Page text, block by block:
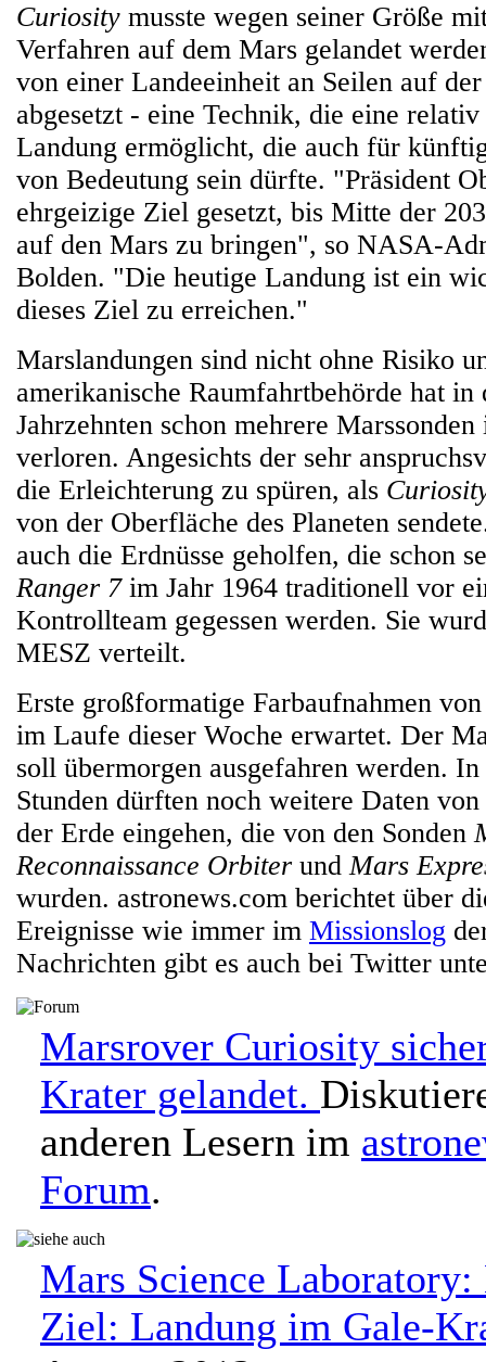
Curiosity musste wegen seiner Größe
Verfahren auf dem Mars gelandet
von einer Landeeinheit an Seilen auf
abgesetzt - eine Technik, die eine
Landung ermöglicht, die auch für
von Bedeutung sein dürfte. "Präsident
ehrgeizige Ziel gesetzt, bis Mitte der
auf den Mars zu bringen", so NASA-
Bolden. "Die heutige Landung ist ein
dieses Ziel zu erreichen."
Marslandungen sind nicht ohne Risiko
amerikanische Raumfahrtbehörde hat in
Jahrzehnten schon mehrere
verloren. Angesichts der sehr
die Erleichterung zu spüren, als
von der Oberfläche des Planeten
auch die Erdnüsse geholfen, die schon
Ranger 7im Jahr 1964 traditionell vor
Kontrollteam gegessen werden. Sie
MESZ verteilt.
Erste großformatige Farbaufnahmen
im Laufe dieser Woche erwartet. Der
soll übermorgen ausgefahren werden. In
Stunden dürften noch weitere Daten
der Erde eingehen, die von den Sonden
Reconnaissance Orbiter undMars
wurden. astronews.com berichtet über
Ereignisse wie immer im Missionslog
Nachrichten gibt es auch bei Twitter
Marsrover Curiosity
Krater gelandet.
anderen Lesern im
Forum.
Mars Science Laboratory:
Ziel: Landung im Gale-